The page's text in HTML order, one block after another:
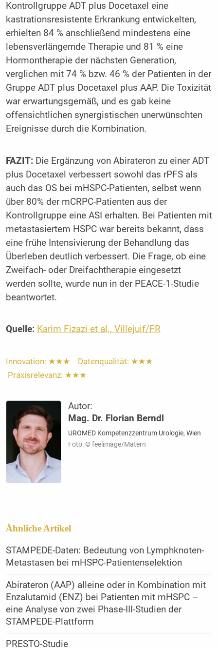
Kontrollgruppe ADT plus Docetaxel eine
kastrationsresistente Erkrankung entwickelten,
erhielten 84 % anschließend mindestens eine
lebensverlängernde Therapie und 81 % eine
Hormontherapie der nächsten Generation,
verglichen mit 74 % bzw. 46 % der Patienten in der
Gruppe ADT plus Docetaxel plus AAP. Die Toxizität
war erwartungsgemäß, und es gab keine
offensichtlichen synergistischen unerwünschten
Ereignisse durch die Kombination.
FAZIT:Die Ergänzung von Abirateron zu einer ADT
plus Docetaxel verbessert sowohl das rPFS als
auch das OS bei mHSPC-Patienten, selbst wenn
über 80% der mCRPC-Patienten aus der
Kontrollgruppe eine ASI erhalten. Bei Patienten mit
metastasiertem HSPC war bereits bekannt, dass
eine frühe Intensivierung der Behandlung das
Überleben deutlich verbessert. Die Frage, ob eine
Zweifach- oder Dreifachtherapie eingesetzt
werden sollte, wurde nun in der PEACE-1-Studie
beantwortet.
Quelle: Karim Fizazi et al., Villejuif/FR
Innovation: ★★★ Datenqualität: ★★★
Praxisrelevanz: ★★★
Autor:
Mag. Dr. Florian Berndl
UROMED Kompetenzzentrum Urologie, Wien
Foto: © feelimage/Matern
Ähnliche Artikel
STAMPEDE-Daten: Bedeutung von Lymphknoten-
Metastasen bei mHSPC-Patientenselektion
Abirateron (AAP) alleine oder in Kombination mit
Enzalutamid (ENZ) bei Patienten mit mHSPC –
eine Analyse von zwei Phase-III-Studien der
STAMPEDE-Plattform
PRESTO-Studie